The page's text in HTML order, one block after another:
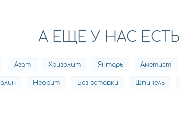
А ЕЩЕ У НАС ЕСТЬ
Агат Хризолит Янтарь Аметист
Нефрит Без вставки Шпинель